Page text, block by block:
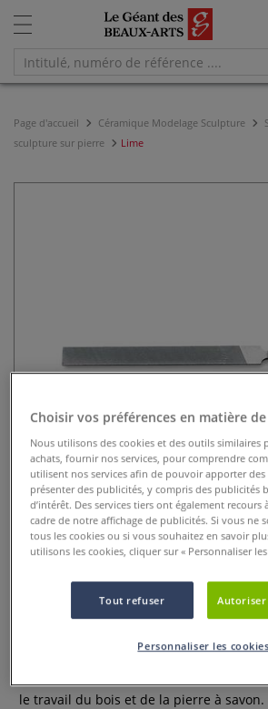
Page d'accueil Céramique Modelage Sculpture
sculpture sur pierre
Lime
Lime
0 Commentaires
le travail du bois et de la pierre à savon.
Choisir vos préférences en matière
Nous utilisons des cookies et des outils similaires
achats, fournir nos services, pour comprendre
utilisent nos services afin de pouvoir apporter
présenter des publicités, y compris des publicités
d’intérêt. Des services tiers ont également recours
cadre de notre affichage de publicités. Si vous ne
tous les cookies ou si vous souhaitez en savoir
utilisons les cookies, cliquer sur « Personnaliser
Tout refuser Autoriser
Personnaliser les cookies